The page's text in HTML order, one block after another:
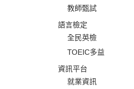
教師甄試
語言檢定
全民英檢
TOEIC多益
資訊平台
就業資訊